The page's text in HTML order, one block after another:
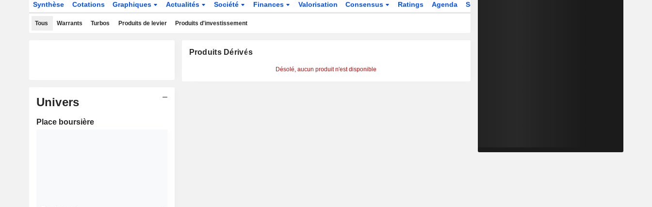
Synthèse Cotations Graphiques Actualités Société Finances Valorisation Consensus Ratings Agenda Secteur
Tous Warrants Turbos Produits de levier Produits d'investissement
Univers
Place boursière
Produits Dérivés
Désolé, aucun produit n'est disponible